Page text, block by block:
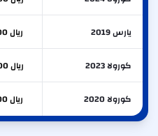
يارس 2019 ريال 33,000
كورولا 2023 ريال 52,000
كورولا 2020 ريال 51,000